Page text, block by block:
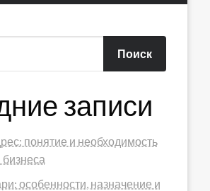
Поиск
записи
понятие и необходимость
бизнеса
особенности, назначение и